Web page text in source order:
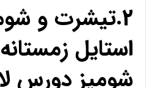
2.تیشرت و
استایل
شومیز دورس